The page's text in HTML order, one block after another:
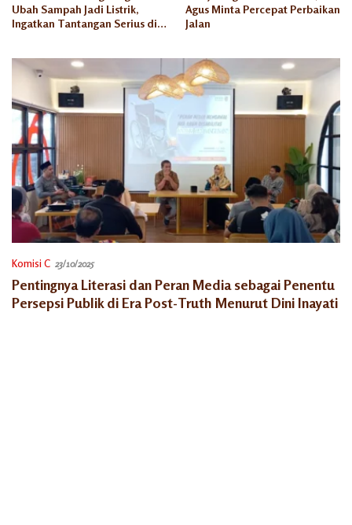
Ubah Sampah Jadi Listrik,
Ingatkan Tantangan Serius di
Agus Minta Percepat Perbaikan
Jalan
Komisi C 23/10/2025
Pentingnya Literasi dan Peran Media sebagai Penentu
Persepsi Publik di Era Post-Truth Menurut Dini Inayati